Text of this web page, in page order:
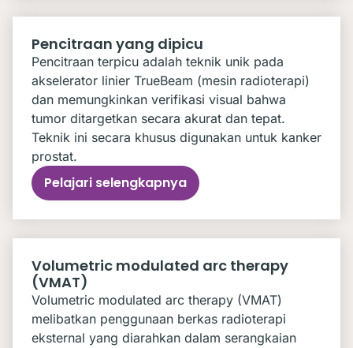
Pencitraan yang dipicu
Pencitraan terpicu adalah teknik unik pada
akselerator linier TrueBeam (mesin radioterapi)
dan memungkinkan verifikasi visual bahwa
tumor ditargetkan secara akurat dan tepat.
Teknik ini secara khusus digunakan untuk kanker
prostat.
Pelajari selengkapnya
Volumetric modulated arc therapy
(VMAT)
Volumetric modulated arc therapy (VMAT)
melibatkan penggunaan berkas radioterapi
eksternal yang diarahkan dalam serangkaian